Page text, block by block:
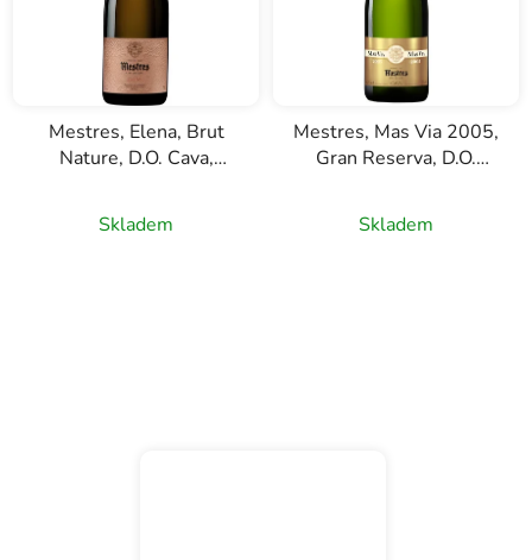
Mestres, Elena, Brut
Nature, D.O. Cava,
0,75l
Skladem
Mestres, Mas Via 2005,
Gran Reserva, D.O.
1,5l
Skladem